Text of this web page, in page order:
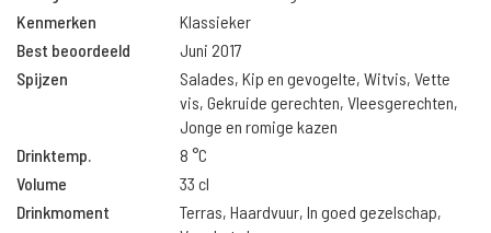
Kenmerken
Klassieker
Best beoordeeld
Juni 2017
Spijzen
Salades, Kip en gevogelte, Witvis, Vette
vis, Gekruide gerechten, Vleesgerechten,
Jonge en romige kazen
Drinktemp.
8 °C
Volume
33 cl
Drinkmoment
Terras, Haardvuur, In goed gezelschap,